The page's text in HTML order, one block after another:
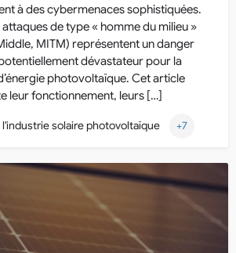
à des cybermenaces sophistiquées.
attaques de type « homme du milieu »
MITM) représentent un danger
dévastateur pour la
photovoltaïque. Cet article
leur fonctionnement, leurs […]
solaire photovoltaïque +7